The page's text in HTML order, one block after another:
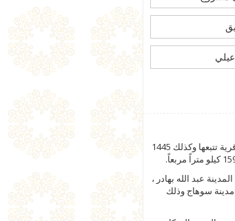
تعتبر محافظة سوهاج من بين محافظات جمهورية مصر العربية وتنقسم إلى 12 مركزاً مكونين من 12 مدينة وثلاثة أحياء و 51 قرية رئيسية وأكثر من 270 قرية تتبعها وكذلك 1445
عبد الله بهادر ،
مدينة سوهاج وذلك